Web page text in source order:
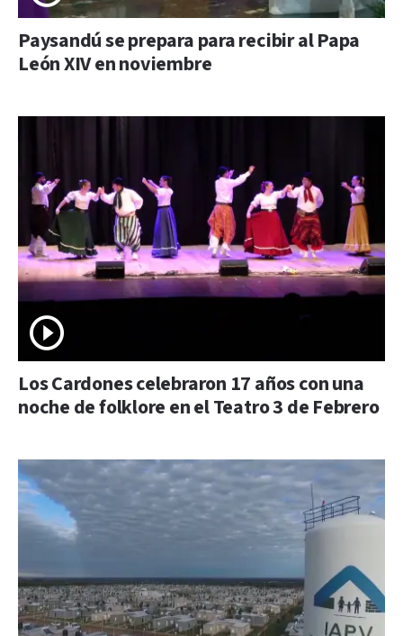
Paysandú se prepara para recibir al Papa
León XIV en noviembre
Los Cardones celebraron 17 años con una
noche de folklore en el Teatro 3 de Febrero